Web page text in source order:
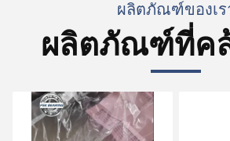
ผลิตภัณฑ์ของเร
ผลิตภัณฑ์ที่ค